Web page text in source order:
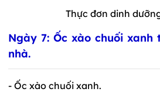
Thực đơn dinh
Ngày 7: Ốc xào chuối xanh
nhà.
- Ốc xào chuối xanh.